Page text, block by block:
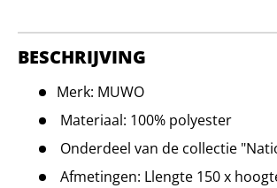
BESCHRIJVING
Merk: MUWO
Materiaal: 100% polyester
Onderdeel van de collectie
Afmetingen: Llengte 150 x